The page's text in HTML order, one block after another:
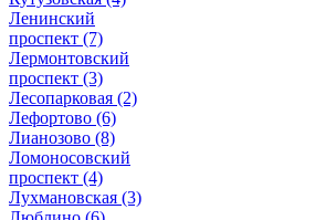
Ленинский
проспект (7)
Лермонтовский
проспект (3)
Лесопарковая (2)
Лефортово (6)
Лианозово (8)
Ломоносовский
проспект (4)
Лухмановская (3)